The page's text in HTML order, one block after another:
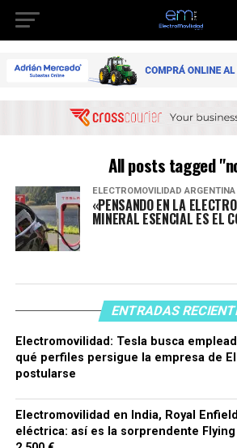
All posts tagged
ELECTROMOVILIDAD ARGENTINA
«PENSANDO EN LA
MINERAL ESENCIAL ES EL
ENTRADAS
Electromovilidad: Tesla busca
qué perfiles persigue la empresa de
postularse
Electromovilidad en India, Royal
eléctrica: así es la sorprendente Flying